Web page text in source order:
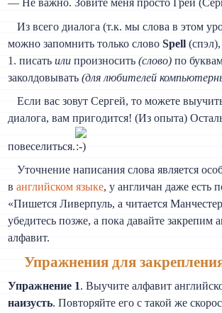
Из всего диалога (т.к. мы слова в этом
можно запомнить только словоSpell (спэл),
1. писатьили произносить(слово) по
заколдовывать(для любителей
Если вас зовут Сергей, то можете
диалога, вам пригодится! (Из опыта)
повеселиться.
Уточнение написания слова является
ванглийском языке, у англичан даже есть
«Пишется Ливерпуль, а читается
убедитесь позже, а пока давайте закрепим
алфавит.
Упражнения для
Упражнение 1. Выучите алфавит
наизусть. Повторяйте его с такой же